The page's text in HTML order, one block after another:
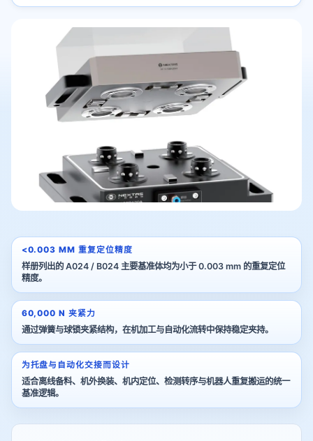
<0.003 MM 重复定位精度
样册列出的 A024 / B024 主要基准体均为小于 0.003 mm 的重复定位
精度。
60,000 N 夹紧力
通过弹簧与球锁夹紧结构，在机加工与自动化流转中保持稳定夹持。
为托盘与自动化交接而设计
适合离线备料、机外换装、机内定位、检测转序与机器人重复搬运的统一
基准逻辑。